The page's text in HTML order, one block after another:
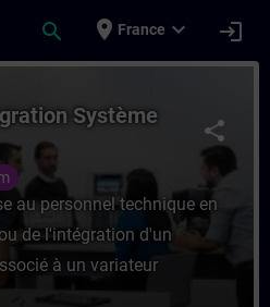
search place France expand_more login
et Intégration
share
Système
au personnel technique en
de l'intégration d'un
à un variateur